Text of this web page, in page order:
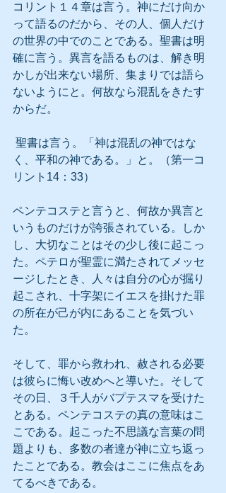
コリント１４章は言う。神にだけ向か
って語るのだから、その人、個人だけ
の世界の中でのことである。聖書は明
確に言う。異言を語るものは、解き明
かしが出来ない場所、集まりでは語ら
ないようにと。何故なら混乱をきたす
からだ。
く、平和の神である。」と。（第一コ
リント14：33）
ペンテコステと言うと、何故か異言と
いうものだけが誇張されている。しか
し、大切なことはその少し後に起こっ
た。ペテロが聖霊に満たされてメッセ
ージしたとき、人々は自分の心が掘り
起こされ、十字架にイエスを掛けた罪
の所在が己が内にあることを気づい
た。
そして、罪から救われ、赦される必要
は彼らに悔い改めへと導いた。そして
その日、３千人がバプテスマを受けた
とある。ペンテコステの真の意味はこ
こである。起こった不思議な言葉の問
題よりも、多数の者達が神に立ち返っ
たことである。教会はここに焦点をあ
てるべきである。